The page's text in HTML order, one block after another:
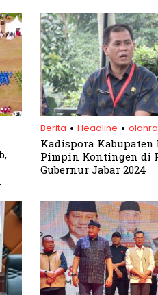
Berita . Headline .
Kadispora Kabupaten
Pimpin Kontingen di
Gubernur Jabar 2024